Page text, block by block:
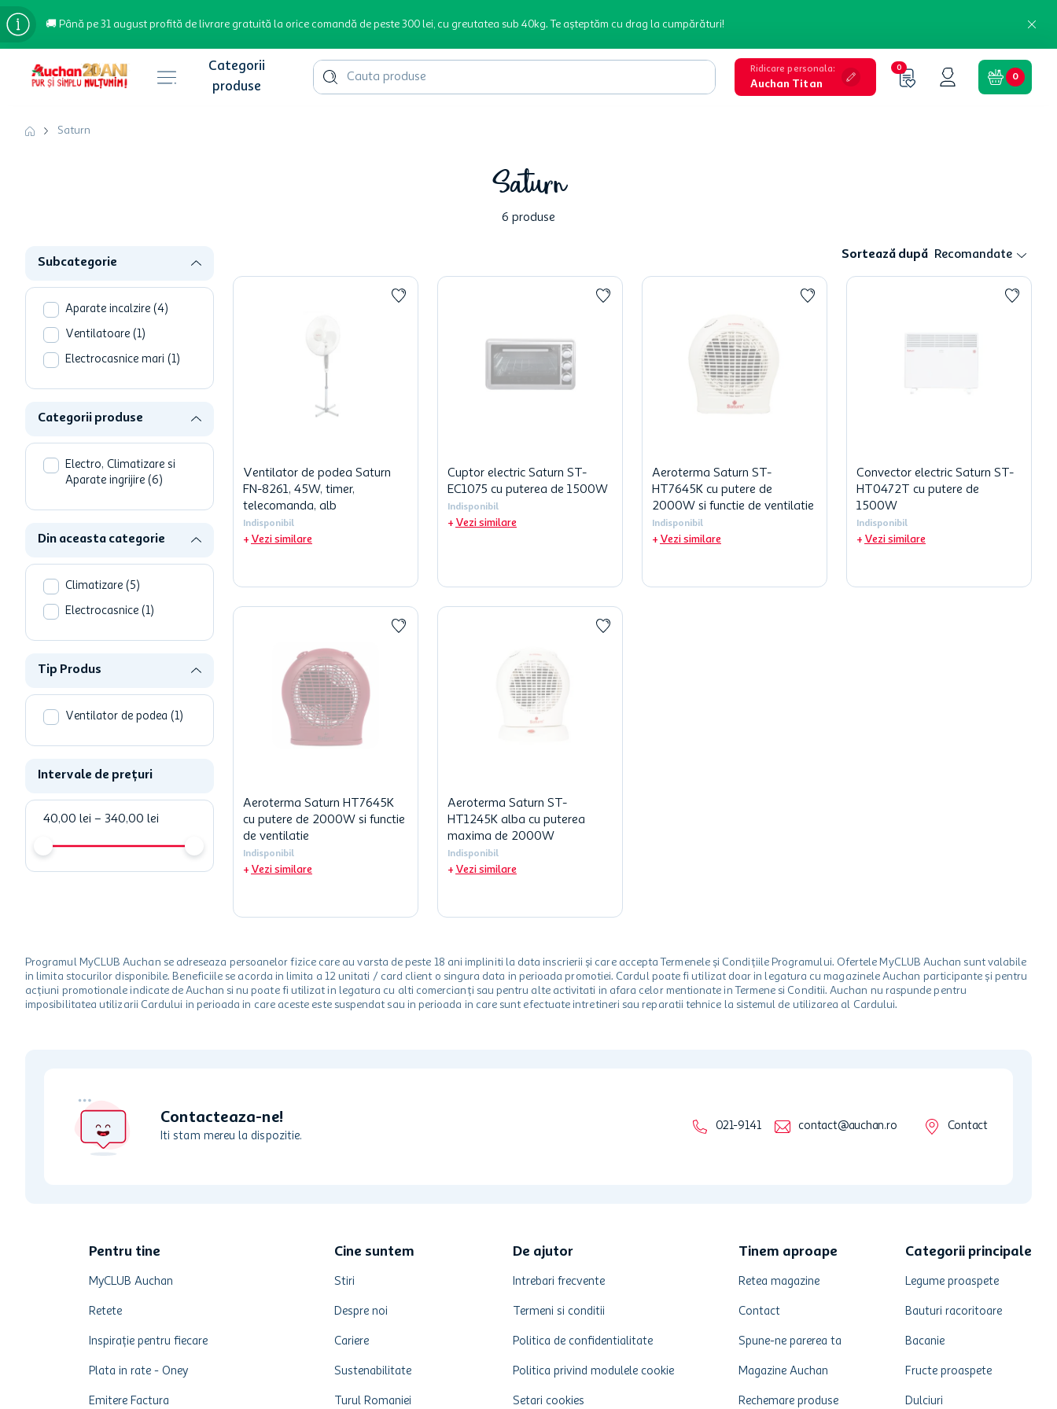
🚚 Până pe 31 august profită de livrare gratuită la orice comandă de peste 300 lei, cu greutatea sub 40kg. Te așteptăm cu drag la cumpărături!
Cauta produse
ciocolata
Ridicare personala:
Auchan Titan
0
0
Saturn
Saturn
6 produse
Subcategorie
Aparate incalzire (4)
Ventilatoare (1)
Electrocasnice mari (1)
Categorii produse
Electro, Climatizare si
Aparate ingrijire (6 )
Din aceasta categorie
Climatizare ( 5 )
Electrocasnice (1)
Tip Produs
Ventilator de podea (1)
Intervale de prețuri
40,00 lei – 340,00 lei
Sortează după Recomandate
Ventilator de podea Saturn
FN-8261, 45W, timer,
telecomanda, alb
Indisponibil
Vezi similare
Cuptor electric Saturn ST-
EC1075 cu puterea de 1500W
Indisponibil
Vezi similare
Aeroterma Saturn ST-
HT7645K cu putere de
2000W si functie de ventilatie
Indisponibil
Vezi similare
Convector electric Saturn ST-
HT0472T cu putere de
1500W
Indisponibil
Vezi similare
Aeroterma Saturn HT7645K
cu putere de 2000W si functie
de ventilatie
Indisponibil
Vezi similare
Aeroterma Saturn ST-
HT1245K alba cu puterea
maxima de 2000W
Indisponibil
Vezi similare
Programul MyCLUB Auchan se adreseaza persoanelor fizice care au varsta de peste 18 ani impliniti la data inscrierii și care accepta Termenele și Condițiile Programului. Ofertele MyCLUB Auchan sunt valabile
in limita stocurilor disponibile. Beneficiile se acorda in limita a 12 unitati / card client o singura data in perioada promotiei. Cardul poate fi utilizat doar in legatura cu magazinele Auchan participante și pentru
acțiuni promotionale indicate de Auchan si nu poate fi utilizat in legatura cu alti comercianți sau pentru alte activitati in afara celor mentionate in Termene si Conditii. Auchan nu raspunde pentru
imposibilitatea utilizarii Cardului in perioada in care aceste este suspendat sau in perioada in care sunt efectuate intretineri sau reparatii tehnice la sistemul de utilizarea al Cardului.
Contacteaza-ne!
Iti stam mereu la dispozitie.
021-9141 contact@auchan.ro Contact
Pentru tine
MyCLUB Auchan
Retete
Inspirație pentru fiecare
Plata in rate - Oney
Emitere Factura
Cine suntem
Stiri
Despre noi
Cariere
Sustenabilitate
Turul Romaniei
De ajutor
Intrebari frecvente
Termeni si conditii
Politica de confidentialitate
Politica privind modulele cookie
Setari cookies
Tinem aproape
Retea magazine
Contact
Spune-ne parerea ta
Magazine Auchan
Rechemare produse
Categorii principale
Legume proaspete
Bauturi racoritoare
Bacanie
Fructe proaspete
Dulciuri